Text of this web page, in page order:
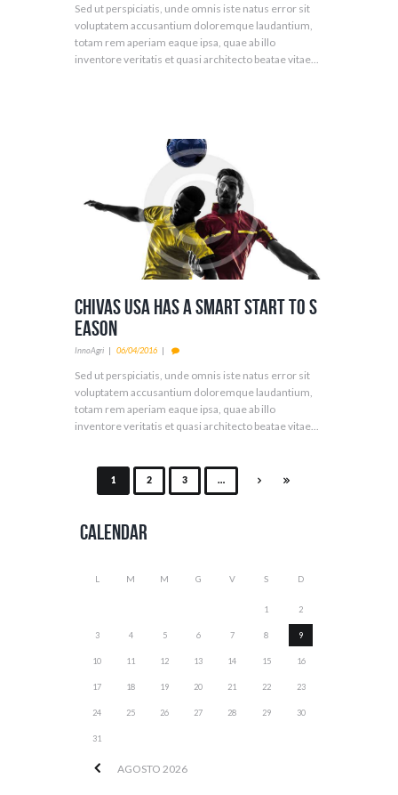
Sed ut perspiciatis, unde omnis iste natus error sit
voluptatem accusantium doloremque laudantium,
totam rem aperiam eaque ipsa, quae ab illo
inventore veritatis et quasi architecto beatae vitae...
Chivas USA Has a Smart Start to S
eason
InnoAgri 06/04/2016
Sed ut perspiciatis, unde omnis iste natus error sit
voluptatem accusantium doloremque laudantium,
totam rem aperiam eaque ipsa, quae ab illo
inventore veritatis et quasi architecto beatae vitae...
1 2 3 …
Calendar
AGOSTO 2026
L M M G V S D
1 2
3 4 5 6 7 8 9
10 11 12 13 14 15 16
17 18 19 20 21 22 23
24 25 26 27 28 29 30
31